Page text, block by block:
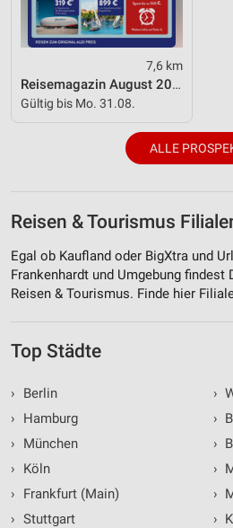
7,6 km
Reisemagazin August 2026
Gültig bis Mo. 31.08.
ALLE
Reisen & Tourismus
Egal ob Kaufland oder BigXtra und
Frankenhardt und Umgebung findest
Reisen & Tourismus. Finde hier
Top Städte
›
Berlin
›
Hamburg
›
München
›
Köln
›
Frankfurt (Main)
› Stuttgart
›
›
›
›
›
›
Geräte anhand von aktiv
Informationen identifizieren
Notwendig